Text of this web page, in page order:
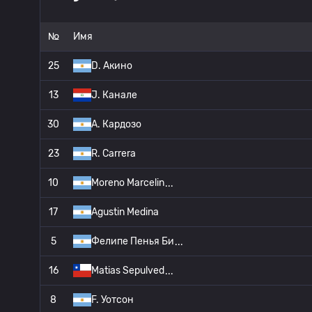
№ Имя
25 D. Акино
13 J. Канале
30 A. Кардозо
23 R. Carrera
10 Moreno Marcelin
17 Agustin Medina
5 Фелипе Пенья Би
16 Matias Sepulved
8 F. Уотсон